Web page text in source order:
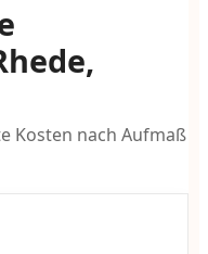
Kosten nach Aufmaß